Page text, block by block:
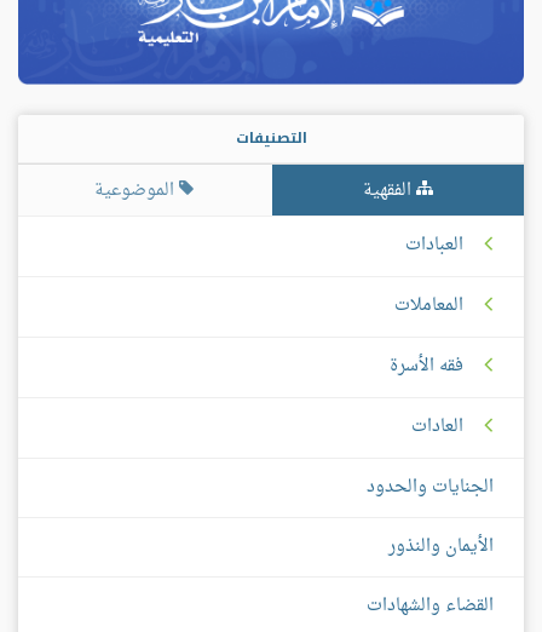
التصنيفات
الفقهية
الموضوعية
العبادات
المعاملات
فقه الأسرة
العادات
الجنايات والحدود
الأيمان والنذور
القضاء والشهادات